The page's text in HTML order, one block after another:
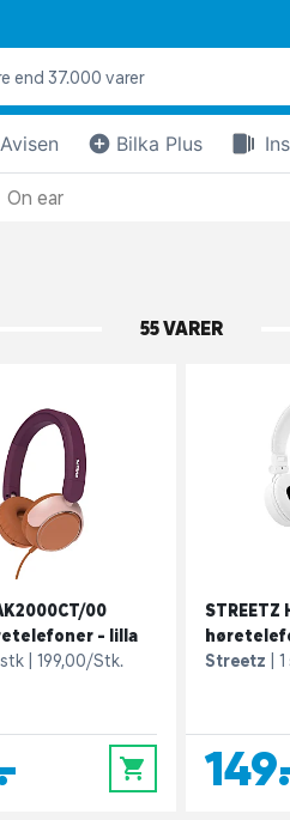
Bilka Plus
On ear
55 VARER
00
- lilla
stk 199,00/Stk.
0
Streetz